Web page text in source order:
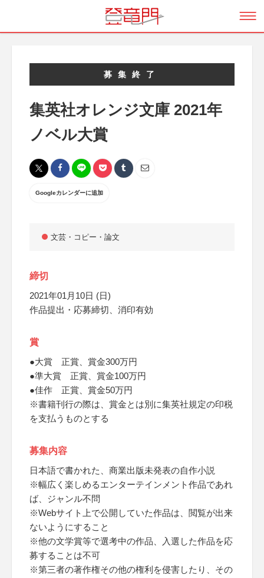
募集終了
集英社オレンジ文庫 2021年
ノベル大賞
Googleカレンダーに追加
文芸・コピー・論文
締切
2021年01月10日 (日)
作品提出・応募締切、消印有効
賞
●大賞 正賞、賞金300万円
●準大賞 正賞、賞金100万円
●佳作 正賞、賞金50万円
※書籍刊行の際は、賞金とは別に集英社規定の印税
を支払うものとする
募集内容
日本語で書かれた、商業出版未発表の自作小説
※幅広く楽しめるエンターテインメント作品であれ
ば、ジャンル不問
※Webサイト上で公開していた作品は、閲覧が出来
ないようにすること
※他の文学賞等で選考中の作品、入選した作品を応
募することは不可
※第三者の著作権その他の権利を侵害したり、その